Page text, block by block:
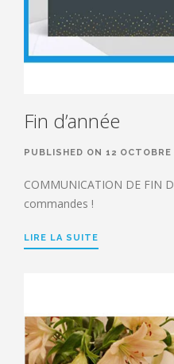
Fin d’année
PUBLISHED ON 12 OCTOBRE
COMMUNICATION DE FIN
commandes !
LIRE LA SUITE